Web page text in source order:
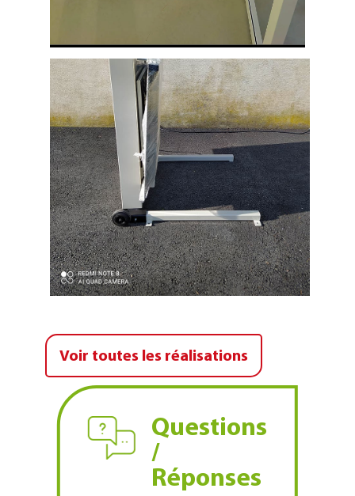
Plate forme installée dans un centre
médical de ARLES SUR TECH dans le
département 66 Pyrénées Orientales,
afin de le rendre accessible aux
Personnes à Mobilité Réduite
installée à la salle des fêtes de la
81) pour rendre accessible une
Voir toutes les réalisations
Questions
/
Réponses